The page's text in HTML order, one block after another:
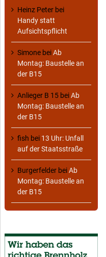
Heinz Peter bei
Handy statt
Aufsichtspflicht
Simone beiAb
Montag: Baustelle an
der B15
Anlieger B 15 beiAb
Montag: Baustelle an
der B15
fish bei 13 Uhr: Unfall
auf der Staatsstraße
Burgerfelder beiAb
Montag: Baustelle an
der B15